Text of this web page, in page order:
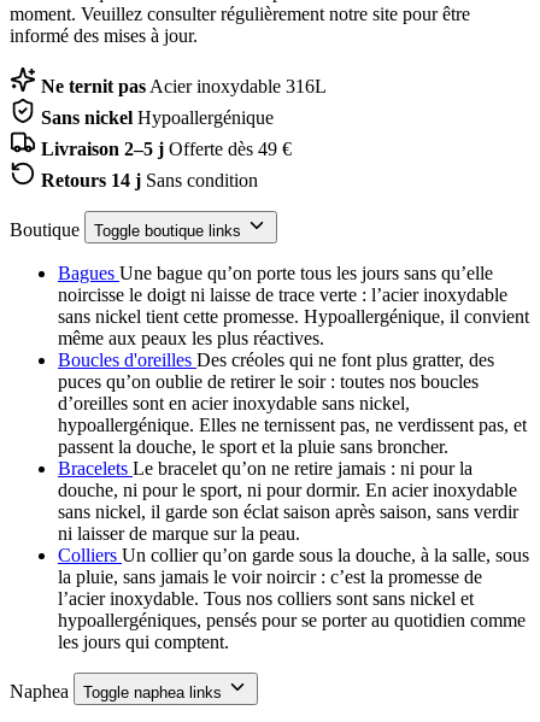
moment. Veuillez consulter régulièrement notre site pour être
informé des mises à jour.
Ne ternit pas Acier inoxydable 316L
Sans nickel Hypoallergénique
Livraison 2–5 j Offerte dès 49 €
Retours 14 j Sans condition
Boutique Toggle boutique links
Bagues Une bague qu’on porte tous les jours sans qu’elle
noircisse le doigt ni laisse de trace verte : l’acier inoxydable
sans nickel tient cette promesse. Hypoallergénique, il convient
même aux peaux les plus réactives.
Boucles d'oreilles Des créoles qui ne font plus gratter, des
puces qu’on oublie de retirer le soir : toutes nos boucles
d’oreilles sont en acier inoxydable sans nickel,
hypoallergénique. Elles ne ternissent pas, ne verdissent pas, et
passent la douche, le sport et la pluie sans broncher.
Bracelets Le bracelet qu’on ne retire jamais : ni pour la
douche, ni pour le sport, ni pour dormir. En acier inoxydable
sans nickel, il garde son éclat saison après saison, sans verdir
ni laisser de marque sur la peau.
Colliers Un collier qu’on garde sous la douche, à la salle, sous
la pluie, sans jamais le voir noircir : c’est la promesse de
l’acier inoxydable. Tous nos colliers sont sans nickel et
hypoallergéniques, pensés pour se porter au quotidien comme
les jours qui comptent.
Naphea Toggle naphea links